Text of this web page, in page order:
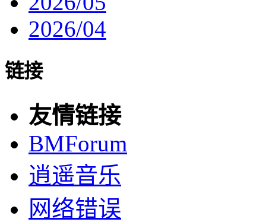
2026/04
链接
友情链接
BMForum
逍遥音乐
网络错误